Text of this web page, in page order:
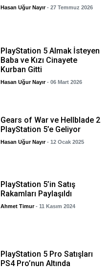
Hasan Uğur Nayır - 27 Temmuz 2026
PlayStation 5 Almak İsteyen
Baba ve Kızı Cinayete
Kurban Gitti
Hasan Uğur Nayır - 06 Mart 2026
Gears of War ve Hellblade 2
PlayStation 5’e Geliyor
Hasan Uğur Nayır - 12 Ocak 2025
PlayStation 5’in Satış
Rakamları Paylaşıldı
Ahmet Timur - 11 Kasım 2024
PlayStation 5 Pro Satışları
PS4 Pro’nun Altında